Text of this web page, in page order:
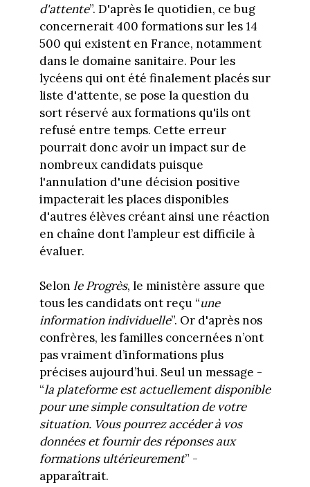
d'attente”. D'après le quotidien, ce bug
concernerait 400 formations sur les 14
500 qui existent en France, notamment
dans le domaine sanitaire. Pour les
lycéens qui ont été finalement placés sur
liste d'attente, se pose la question du
sort réservé aux formations qu'ils ont
refusé entre temps. Cette erreur
pourrait donc avoir un impact sur de
nombreux candidats puisque
l'annulation d'une décision positive
impacterait les places disponibles
d'autres élèves créant ainsi une réaction
en chaîne dont l’ampleur est difficile à
évaluer.
Selon le Progrès, le ministère assure que
tous les candidats ont reçu “une
information individuelle”. Or d'après nos
confrères, les familles concernées n’ont
pas vraiment d’informations plus
précises aujourd’hui. Seul un message -
“la plateforme est actuellement disponible
pour une simple consultation de votre
situation. Vous pourrez accéder à vos
données et fournir des réponses aux
formations ultérieurement” -
apparaîtrait.